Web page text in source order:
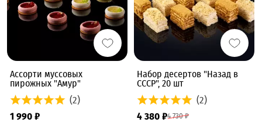
Ассорти муссовых
пирожных "Амур"
(2)
1 990 ₽
Набор десертов "Назад в
СССР", 20 шт
(2)
4 730 ₽
4 380 ₽